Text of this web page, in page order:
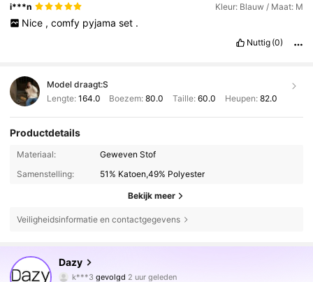
i***n Kleur: Blauw / Maat: M
Nice , comfy pyjama set .
Nuttig (0)
Model draagt:S
Lengte: 164.0 Boezem:80.0 Taille: 60.0 Heupen: 82.0
Productdetails
Materiaal:
Geweven Stof
Samenstelling:
51% Katoen,49% Polyester
Bekijk meer
Veiligheidsinformatie en contactgegevens
Dazy
k***3 gevolgd 2 uur geleden